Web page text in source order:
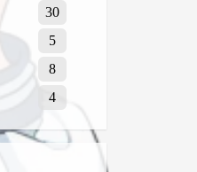
30
5
8
4